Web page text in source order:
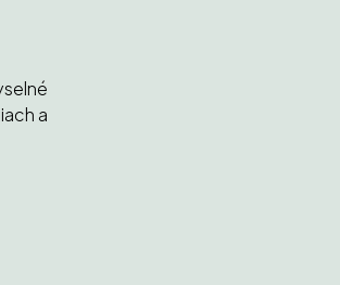
a